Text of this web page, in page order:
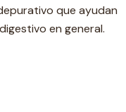
que ayudan
en general.